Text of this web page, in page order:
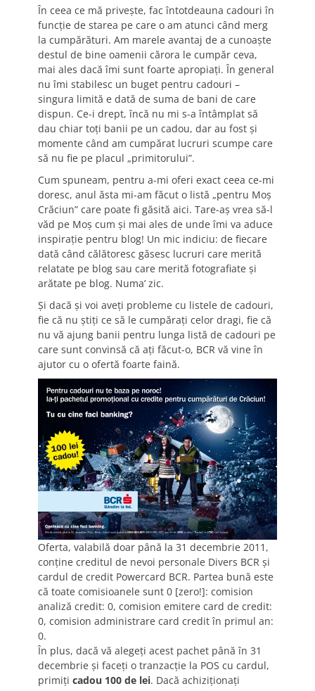
În ceea ce mă priveşte, fac întotdeauna cadouri în
funcţie de starea pe care o am atunci când merg
la cumpărături. Am marele avantaj de a cunoaşte
destul de bine oamenii cărora le cumpăr ceva,
mai ales dacă îmi sunt foarte apropiaţi. În general
nu îmi stabilesc un buget pentru cadouri –
singura limită e dată de suma de bani de care
dispun. Ce-i drept, încă nu mi s-a întâmplat să
dau chiar toţi banii pe un cadou, dar au fost şi
momente când am cumpărat lucruri scumpe care
să nu fie pe placul „primitorului”.
Cum spuneam, pentru a-mi oferi exact ceea ce-mi
doresc, anul ăsta mi-am făcut o listă „pentru Moş
Crăciun” care poate fi găsită aici. Tare-aş vrea să-l
văd pe Moş cum şi mai ales de unde îmi va aduce
inspiraţie pentru blog! Un mic indiciu: de fiecare
dată când călătoresc găsesc lucruri care merită
relatate pe blog sau care merită fotografiate şi
arătate pe blog. Numa’ zic.
Şi dacă şi voi aveţi probleme cu listele de cadouri,
fie că nu ştiţi ce să le cumpăraţi celor dragi, fie că
nu vă ajung banii pentru lunga listă de cadouri pe
care sunt convinsă că aţi făcut-o, BCR vă vine în
ajutor cu o ofertă foarte faină.
Oferta, valabilă doar până la 31 decembrie 2011,
conţine creditul de nevoi personale Divers BCR şi
cardul de credit Powercard BCR. Partea bună este
că toate comisioanele sunt 0 [zero!]: comision
analiză credit: 0, comision emitere card de credit:
0, comision administrare card credit în primul an:
0.
În plus, dacă vă alegeţi acest pachet până în 31
decembrie şi faceţi o tranzacţie la POS cu cardul,
primiţi cadou 100 de lei. Dacă achiziţionaţi